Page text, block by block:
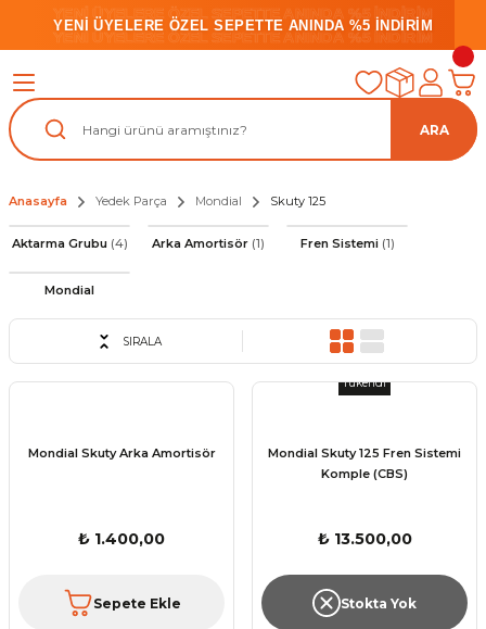
YENİ ÜYELERE ÖZEL SEPETTE ANINDA %5 İNDİRİM
YENİ ÜYELERE ÖZEL SEPETTE ANINDA %5 İNDİRİM
YENİ ÜYELERE ÖZEL SEPETTE ANINDA %5 İNDİRİM
ARA
Anasayfa Yedek Parça Mondial Skuty 125
Aktarma Grubu (4) Arka Amortisör (1) Fren Sistemi (1)
Mondial
SIRALA
Mondial Skuty Arka Amortisör
₺ 1.400,00
Sepete Ekle
Tükendi
Mondial Skuty 125 Fren Sistemi
Komple (CBS)
₺ 13.500,00
Stokta Yok